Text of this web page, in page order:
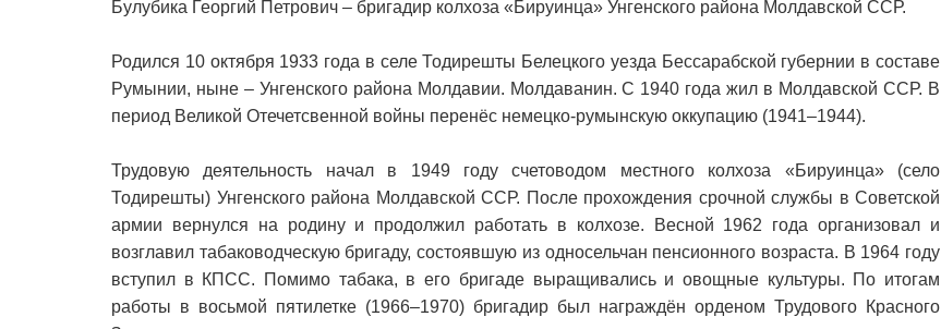
Булубика Георгий Петрович – бригадир колхоза «Бируинца» Унгенского района Молдавской ССР.
Родился 10 октября 1933 года в селе Тодирешты Белецкого уезда Бессарабской губернии в составе
Румынии, ныне – Унгенского района Молдавии. Молдаванин. С 1940 года жил в Молдавской ССР. В
период Великой Отечетсвенной войны перенёс немецко-румынскую оккупацию (1941–1944).
Трудовую деятельность начал в 1949 году счетоводом местного колхоза «Бируинца» (село
Тодирешты) Унгенского района Молдавской ССР. После прохождения срочной службы в Советской
армии вернулся на родину и продолжил работать в колхозе. Весной 1962 года организовал и
возглавил табаководческую бригаду, состоявшую из односельчан пенсионного возраста. В 1964 году
вступил в КПСС. Помимо табака, в его бригаде выращивались и овощные культуры. По итогам
работы в восьмой пятилетке (1966–1970) бригадир был награждён орденом Трудового Красного